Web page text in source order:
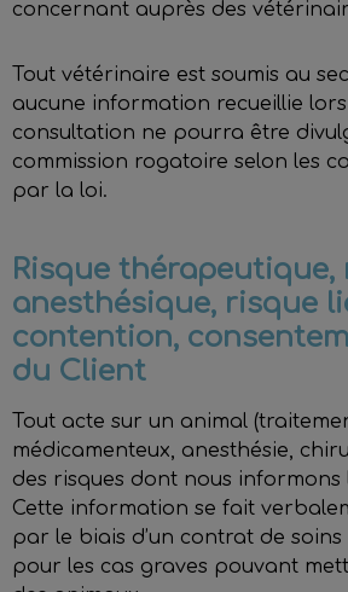
concernant auprès des
Tout vétérinaire est soumis au
aucune information recueillie
consultation ne pourra être
commission rogatoire selon les
par la loi.
Risque thérapeutique,
anesthésique, risque
contention,
du Client
Tout acte sur un animal
médicamenteux, anesthésie,
des risques dont nous
Cette information se fait
par le biais d’un contrat de
pour les cas graves pouvant